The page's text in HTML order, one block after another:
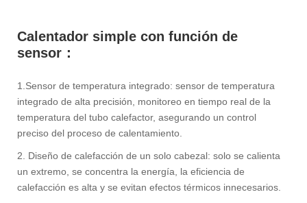
Calentador simple con función de
sensor‌：‌
1.Sensor de temperatura integrado: sensor de temperatura
integrado de alta precisión, monitoreo en tiempo real de la
temperatura del tubo calefactor, asegurando un control
preciso del proceso de calentamiento.
2. Diseño de calefacción de un solo cabezal: solo se calienta
un extremo, se concentra la energía, la eficiencia de
calefacción es alta y se evitan efectos térmicos innecesarios.